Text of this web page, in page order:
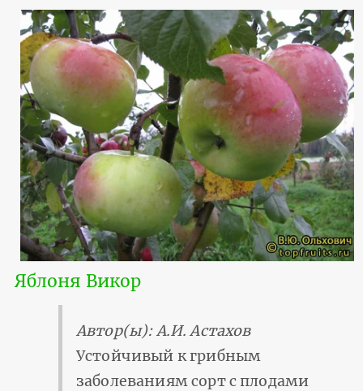
Яблоня Викор
Автор(ы): А.И. Астахов
Устойчивый к грибным
заболеваниям сорт с плодами